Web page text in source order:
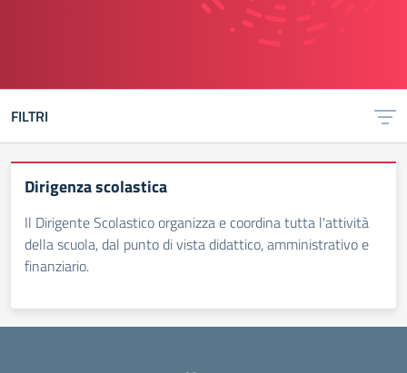
FILTRI
Dirigenza scolastica
Il Dirigente Scolastico organizza e coordina tutta l'attività
della scuola, dal punto di vista didattico, amministrativo e
finanziario.